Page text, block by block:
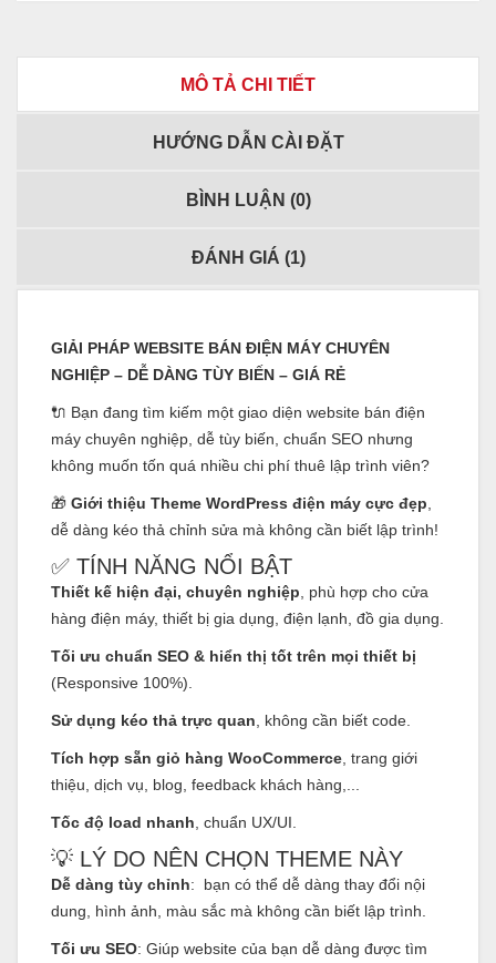
MÔ TẢ CHI TIẾT
HƯỚNG DẪN CÀI ĐẶT
BÌNH LUẬN (0)
ĐÁNH GIÁ (1)
GIẢI PHÁP WEBSITE BÁN ĐIỆN MÁY CHUYÊN
NGHIỆP – DỄ DÀNG TÙY BIẾN – GIÁ RẺ
🔌 Bạn đang tìm kiếm một giao diện website bán điện
máy chuyên nghiệp, dễ tùy biến, chuẩn SEO nhưng
không muốn tốn quá nhiều chi phí thuê lập trình viên?
🎁 Giới thiệu Theme WordPress điện máy cực đẹp
dễ dàng kéo thả chỉnh sửa mà không cần biết lập trình!
✅ TÍNH NĂNG NỔI BẬT
Thiết kế hiện đại, chuyên nghiệp , phù hợp cho cửa
hàng điện máy, thiết bị gia dụng, điện lạnh, đồ gia dụng.
Tối ưu chuẩn SEO & hiển thị tốt trên mọi thiết bị
(Responsive 100%).
Sử dụng kéo thả trực quan , không cần biết code.
Tích hợp sẵn giỏ hàng WooCommerce , trang giới
thiệu, dịch vụ, blog, feedback khách hàng,...
Tốc độ load nhanh , chuẩn UX/UI.
💡 LÝ DO NÊN CHỌN THEME NÀY
Dễ dàng tùy chỉnh: bạn có thể dễ dàng thay đổi nội
dung, hình ảnh, màu sắc mà không cần biết lập trình.
Tối ưu SEO: Giúp website của bạn dễ dàng được tìm